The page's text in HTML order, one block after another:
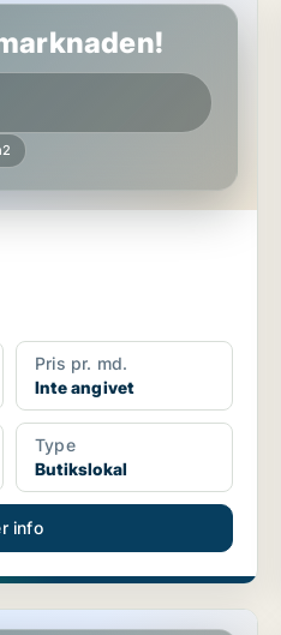
Pris pr. md.
Inte angivet
Type
Butikslokal
info